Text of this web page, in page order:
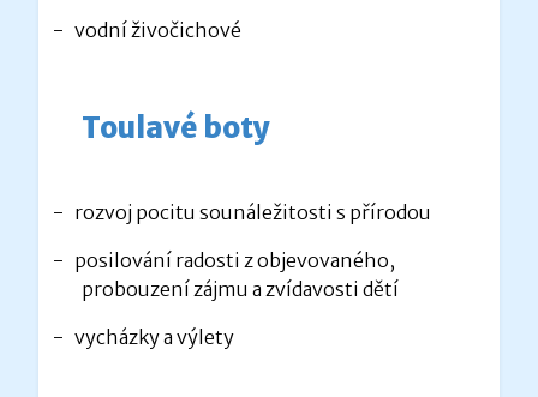
- vodní živočichové
Toulavé boty
- rozvoj pocitu sounáležitosti s přírodou
- posilování radosti z objevovaného,
probouzení zájmu a zvídavosti dětí
- vycházky a výlety